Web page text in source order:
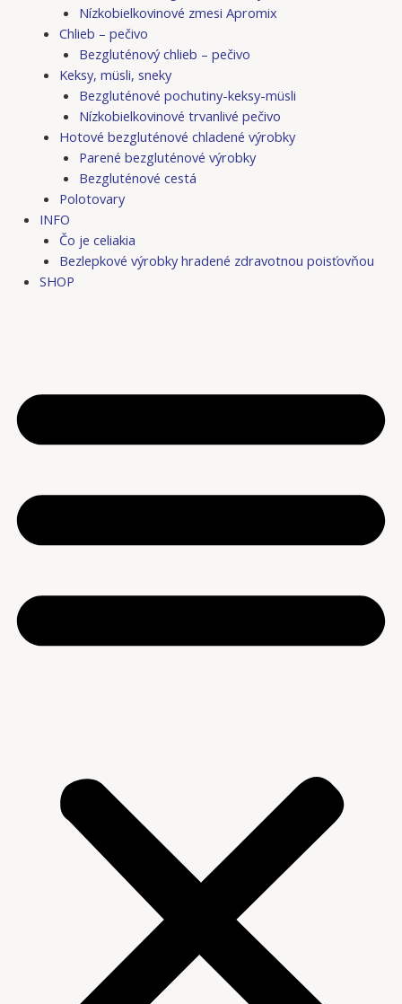
Nízkobielkovinové zmesi Apromix
Chlieb – pečivo
Bezgluténový chlieb – pečivo
Keksy, müsli, sneky
Bezgluténové pochutiny-keksy-müsli
Nízkobielkovinové trvanlivé pečivo
Hotové bezgluténové chladené výrobky
Parené bezgluténové výrobky
Bezgluténové cestá
Polotovary
INFO
Čo je celiakia
Bezlepkové výrobky hradené zdravotnou poisťovňou
SHOP